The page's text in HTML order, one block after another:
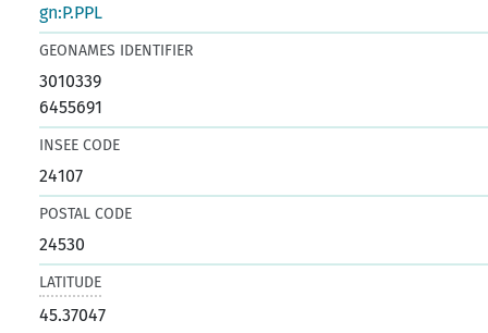
gn:P.PPL
GEONAMES IDENTIFIER
3010339
6455691
INSEE CODE
24107
POSTAL CODE
24530
LATITUDE
45.37047